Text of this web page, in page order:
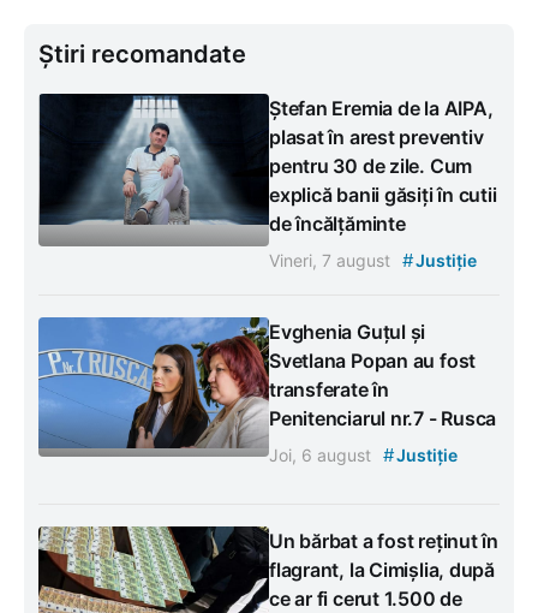
Știri recomandate
Ștefan Eremia de la AIPA,
plasat în arest preventiv
pentru 30 de zile. Cum
explică banii găsiți în cutii
de încălțăminte
Vineri, 7 august #Justiție
Evghenia Guțul și
Svetlana Popan au fost
transferate în
Penitenciarul nr.7 - Rusca
Joi, 6 august #Justiție
Un bărbat a fost reținut în
flagrant, la Cimișlia, după
ce ar fi cerut 1.500 de